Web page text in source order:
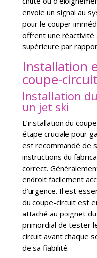
envoie un signal au
pour le couper
offrent une réactivité
supérieure par
Installation
coupe-circuit
Installation
un jet ski
L’installation du
étape cruciale pour
est recommandé de
instructions du
correct.
endroit facilement
d’urgence. Il est
du coupe-circuit est
attaché au poignet
primordial de tester
circuit avant chaque
de sa fiabilité.